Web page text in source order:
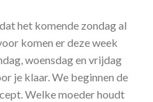
het komende zondag al
komen er deze week
woensdag en vrijdag
je klaar. We beginnen de
Welke moeder houdt